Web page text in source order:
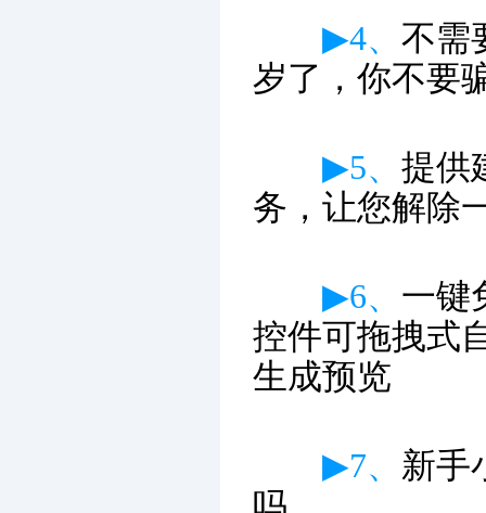
▶4、 不需
岁了，你不要
▶5、 提供
务，让您解除
▶6、 一键
控件可拖拽式
生成预览
▶7、 新手